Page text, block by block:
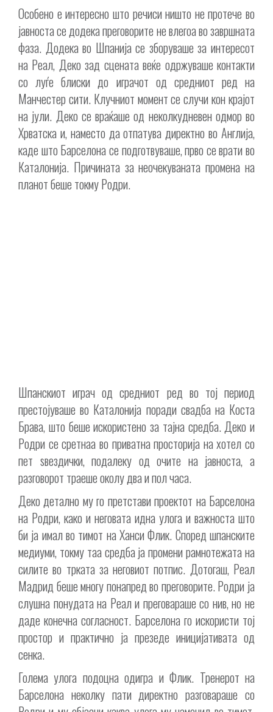
Особено е интересно што речиси ништо не протече во
јавноста се додека преговорите не влегоа во завршната
фаза. Додека во Шпанија се зборуваше за интересот
на Реал, Деко зад сцената веќе одржуваше контакти
со луѓе блиски до играчот од средниот ред на
Манчестер сити. Клучниот момент се случи кон крајот
на јули. Деко се враќаше од неколкудневен одмор во
Хрватска и, наместо да отпатува директно во Англија,
каде што Барселона се подготвуваше, прво се врати во
Каталонија. Причината за неочекуваната промена на
планот беше токму Родри.
Шпанскиот играч од средниот ред во тој период
престојуваше во Каталонија поради свадба на Коста
Брава, што беше искористено за тајна средба. Деко и
Родри се сретнаа во приватна просторија на хотел со
пет ѕвездички, подалеку од очите на јавноста, а
разговорот траеше околу два и пол часа.
Деко детално му го претстави проектот на Барселона
на Родри, како и неговата идна улога и важноста што
би ја имал во тимот на Ханси Флик. Според шпанските
медиуми, токму таа средба ја промени рамнотежата на
силите во трката за неговиот потпис. Дотогаш, Реал
Мадрид беше многу понапред во преговорите. Родри ја
слушна понудата на Реал и преговараше со нив, но не
даде конечна согласност. Барселона го искористи тој
простор и практично ја презеде иницијативата од
сенка.
Голема улога подоцна одигра и Флик. Тренерот на
Барселона неколку пати директно разговараше со